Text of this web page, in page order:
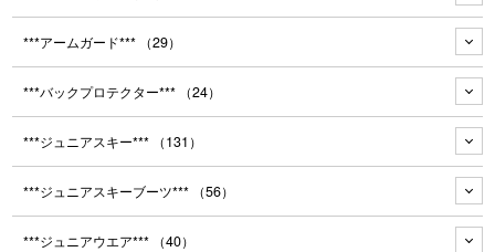
***アームガード*** （29）
***バックプロテクター*** （24）
***ジュニアスキー*** （131）
***ジュニアスキーブーツ*** （56）
***ジュニアウエア*** （40）